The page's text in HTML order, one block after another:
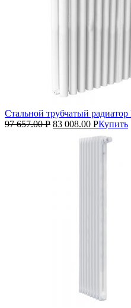
Стальной трубчатый
97 657.00Р 83 008.00 РКупить